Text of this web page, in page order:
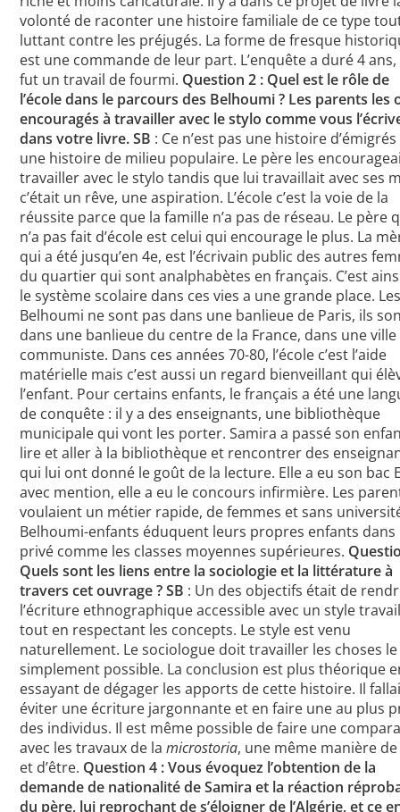
volonté de raconter une histoire familiale de ce type
luttant contre les préjugés. La forme de fresque
est une commande de leur part. L’enquête a duré 4 ans,
fut un travail de fourmi. Question 2 : Quel est le rôle de
l’école dans le parcours des Belhoumi ? Les parents les
encouragés à travailler avec le stylo comme vous
dans votre livre. SB : Ce n’est pas une histoire
une histoire de milieu populaire. Le père les
travailler avec le stylo tandis que lui travaillait avec ses
c’était un rêve, une aspiration. L’école c’est la voie de la
réussite parce que la famille n’a pas de réseau. Le père
n’a pas fait d’école est celui qui encourage le plus. La
qui a été jusqu’en 4e, est l’écrivain public des autres
du quartier qui sont analphabètes en français. C’est
le système scolaire dans ces vies a une grande place.
Belhoumi ne sont pas dans une banlieue de Paris, ils
dans une banlieue du centre de la France, dans une ville
communiste. Dans ces années 70-80, l’école c’est l’aide
matérielle mais c’est aussi un regard bienveillant qui
l’enfant. Pour certains enfants, le français a été une
de conquête : il y a des enseignants, une bibliothèque
municipale qui vont les porter. Samira a passé son
lire et aller à la bibliothèque et rencontrer des
qui lui ont donné le goût de la lecture. Elle a eu son bac
avec mention, elle a eu le concours infirmière. Les
voulaient un métier rapide, de femmes et sans
Belhoumi-enfants éduquent leurs propres enfants dans
privé comme les classes moyennes supérieures.
Quels sont les liens entre la sociologie et la littérature à
travers cet ouvrage ? SB : Un des objectifs était de
l’écriture ethnographique accessible avec un style
tout en respectant les concepts. Le style est venu
naturellement. Le sociologue doit travailler les choses
simplement possible. La conclusion est plus théorique
essayant de dégager les apports de cette histoire. Il
éviter une écriture jargonnante et en faire une au plus
des individus. Il est même possible de faire une
avec les travaux de la microstoria, une même manière
et d’être. Question 4 : Vous évoquez l’obtention de la
demande de nationalité de Samira et la réaction
du père, lui reprochant de s’éloigner de l’Algérie, et ce